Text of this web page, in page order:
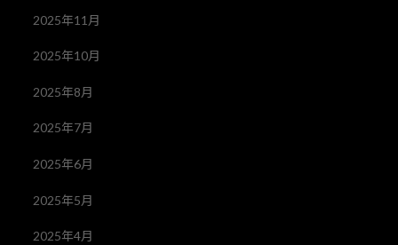
2025年11月
2025年10月
2025年8月
2025年7月
2025年6月
2025年5月
2025年4月